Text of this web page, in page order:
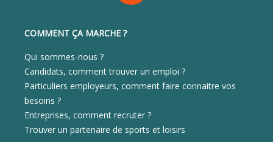
COMMENT ÇA MARCHE ?
Qui sommes-nous ?
Candidats, comment trouver un emploi ?
Particuliers employeurs, comment faire connaitre vos
besoins ?
Entreprises, comment recruter ?
Trouver un partenaire de sports et loisirs